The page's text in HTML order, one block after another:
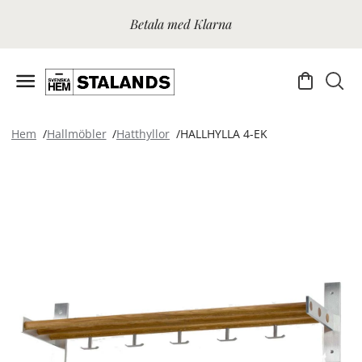
Betala med Klarna
Hem Hallmöbler Hatthyllor HALLHYLLA 4-EK